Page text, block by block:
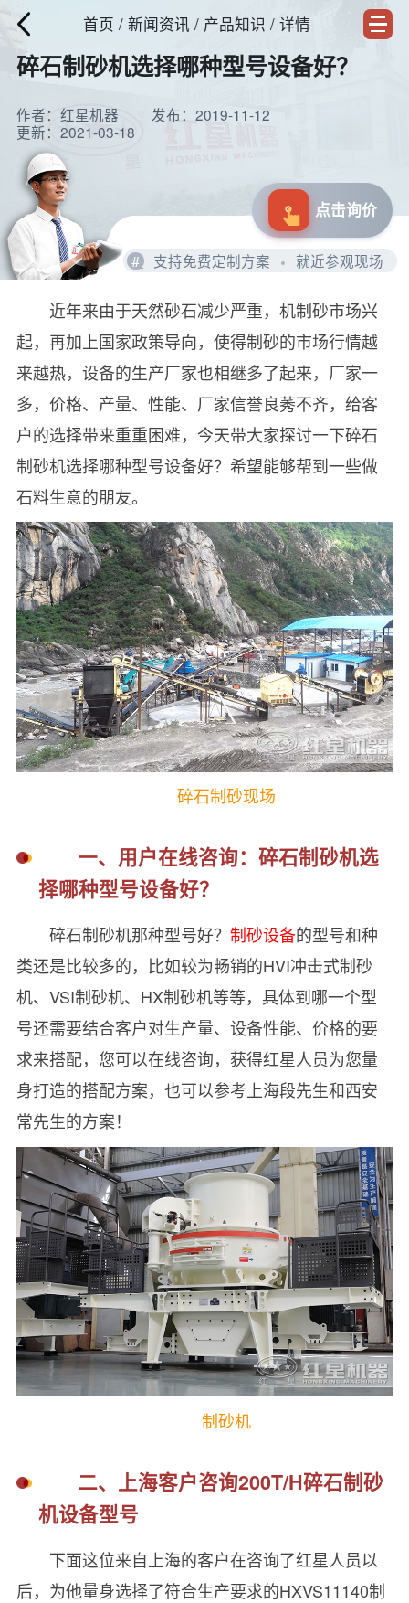
首页 / 新闻资讯 / 产品知识 / 详情
碎石制砂机选择哪种型号设备好？
作者：红星机器
发布：2019-11-12
更新：2021-03-18
点击询价
# 支持免费定制方案 就近参观现场
近年来由于天然砂石减少严重，机制砂市场兴
起，再加上国家政策导向，使得制砂的市场行情越
来越热，设备的生产厂家也相继多了起来，厂家一
多，价格、产量、性能、厂家信誉良莠不齐，给客
户的选择带来重重困难，今天带大家探讨一下碎石
制砂机选择哪种型号设备好？ 希望能够帮到一些做
石料生意的朋友。
碎石制砂现场
一、用户在线咨询：碎石制砂机选
择哪种型号设备好？
碎石制砂机那种型号好？ 制砂设备的型号和种
类还是比较多的，比如较为畅销的HVI冲击式制砂
机、VSI制砂机、HX制砂机等等，具体到哪一个型
号还需要结合客户对生产量、设备性能、价格的要
求来搭配，您可以在线咨询，获得红星人员为您量
身打造的搭配方案，也可以参考上海段先生和西安
常先生的方案！
制砂机
二、上海客户咨询200T/H碎石制砂
机设备型号
下面这位来自上海的客户在咨询了红星人员以
后，为他量身选择了符合生产要求的HXVS11140制